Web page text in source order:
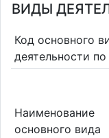
ВИДЫ
Код основного
деятельности
Наименование
основного вида